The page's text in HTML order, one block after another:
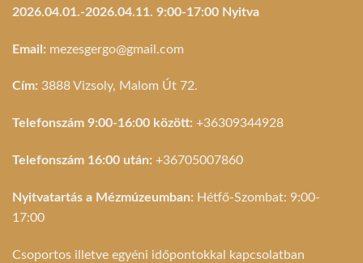
2026.04.01.-2026.04.11. 9:00-17:00 Nyitva
Email: mezesgergo@gmail.com
Cím: 3888 Vizsoly, Malom Út 72.
Telefonszám 9:00-16:00 között: +36309344928
Telefonszám 16:00 után: +36705007860
Nyitvatartás a Mézmúzeumban: Hétfő-Szombat: 9:00-
17:00
Csoportos illetve egyéni időpontokkal kapcsolatban